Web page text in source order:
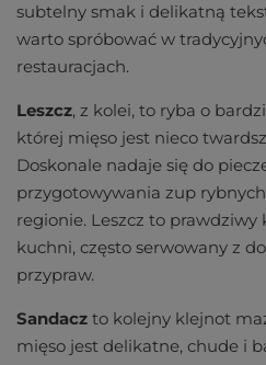
subtelny smak i delikatną
warto spróbować w
restauracjach.
Leszcz, z kolei, to ryba o
której mięso jest nieco
Doskonale nadaje się do
przygotowywania zup
regionie. Leszcz to prawdziwy
kuchni, często serwowany z
przypraw.
Sandacz to kolejny klejnot
mięso jest delikatne, chude i